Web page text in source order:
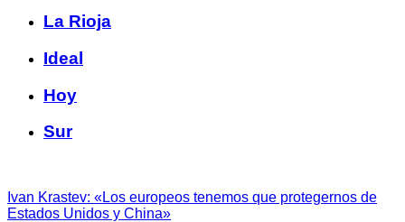
La Rioja
Ideal
Hoy
Sur
Ivan Krastev: «Los europeos tenemos que protegernos de
Estados Unidos y China»